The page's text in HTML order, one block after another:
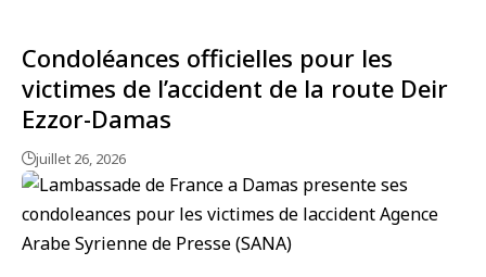
Condoléances officielles pour les
victimes de l’accident de la route Deir
Ezzor-Damas
juillet 26, 2026